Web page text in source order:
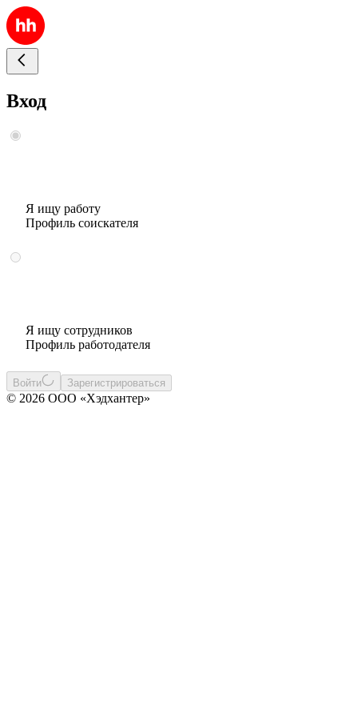
Вход
Я ищу работу
Профиль соискателя
Я ищу сотрудников
Профиль работодателя
Войти Зарегистрироваться
© 2026 ООО «Хэдхантер»